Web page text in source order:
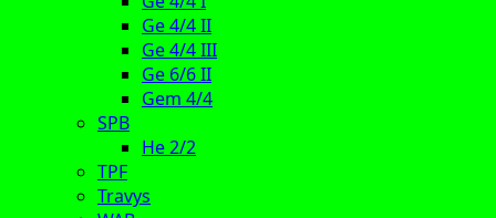
Ge 4/4 II
Ge 4/4 III
Ge 6/6 II
Gem 4/4
SPB
He 2/2
TPF
Travys